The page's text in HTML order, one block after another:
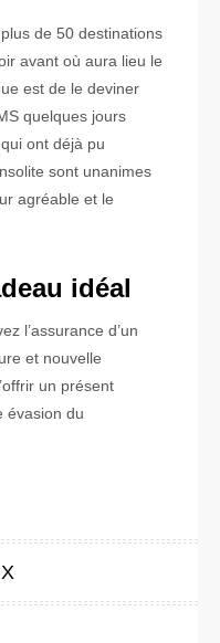
de 50 destinations
avant où aura lieu le
est de le deviner
quelques jours
ont déjà pu
sont unanimes
agréable et le
idéal
l’assurance d’un
et nouvelle
un présent
évasion du
X